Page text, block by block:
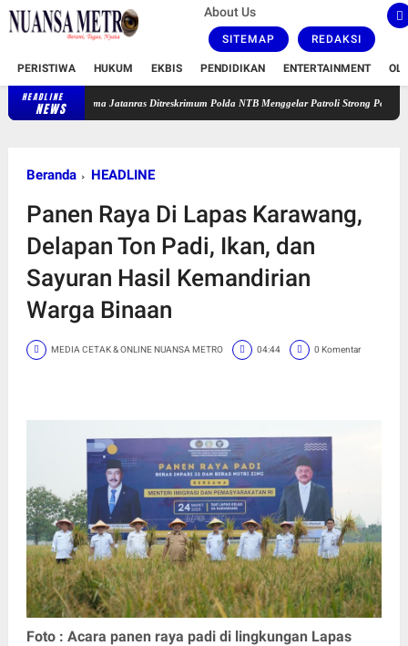
About Us
SITEMAP REDAKSI
PERISTIWA HUKUM EKBIS PENDIDIKAN ENTERTAINMENT
HEADLINE
NEWS
Puma Jatanras Ditreskrimum Polda NTB Menggelar Patroli Strong Point Sisir Sejumlah
Beranda HEADLINE
Panen Raya Di Lapas Karawang,
Delapan Ton Padi, Ikan, dan
Sayuran Hasil Kemandirian
Warga Binaan
MEDIA CETAK & ONLINE NUANSA METRO 04:44 0 Komentar
Foto : Acara panen raya padi di lingkungan Lapas